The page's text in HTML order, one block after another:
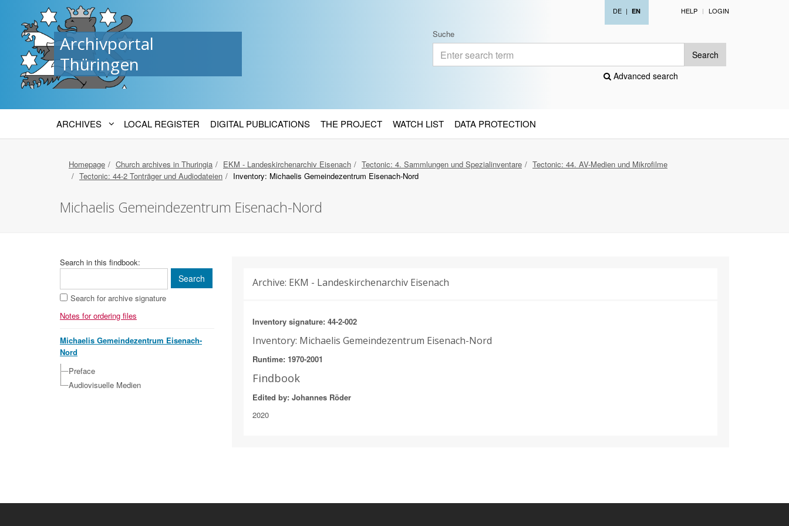
Archivportal
Thüringen
DE | EN HELP LOGIN
Suche
Search
Advanced search
ARCHIVES LOCAL REGISTER DIGITAL PUBLICATIONS THE PROJECT WATCH LIST DATA PROTECTION
Homepage Church archives in Thuringia EKM - Landeskirchenarchiv Eisenach Tectonic: 4. Sammlungen und Spezialinventare
Tectonic: 44. AV-Medien und Mikrofilme
Tectonic: 44-2 Tonträger und Audiodateien
Inventory: Michaelis Gemeindezentrum Eisenach-Nord
Michaelis Gemeindezentrum Eisenach-Nord
Search in this findbook:
Search for archive signature
Notes for ordering files
Michaelis Gemeindezentrum Eisenach-
Nord
Preface
Audiovisuelle Medien
Archive: EKM - Landeskirchenarchiv Eisenach
Inventory signature: 44-2-002
Inventory: Michaelis Gemeindezentrum Eisenach-Nord
Runtime: 1970-2001
Findbook
Edited by: Johannes Röder
2020